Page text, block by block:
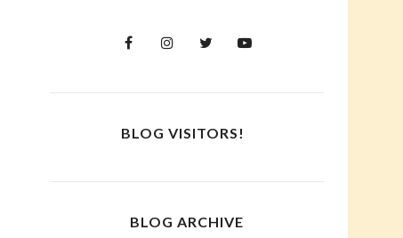
BLOG VISITORS!
BLOG ARCHIVE